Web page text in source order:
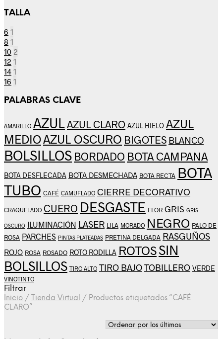
TALLA
6 1
8 1
10 2
12 1
14 1
16 1
PALABRAS CLAVE
AMARILLO AZULAZUL CLARO AZUL HIELO AZUL
MEDIOAZUL OSCURO BIGOTES BLANCO
BOLSILLOS BORDADO BOTA CAMPANA
BOTA DESFLECADA BOTA DESMECHADA BOTA RECTA BOTA
TUBO CAFÉ CAMUFLADO CIERRE DECORATIVO
CRAQUELADO CUERO DESGASTE FLOR GRIS GRIS
OSCURO ILUMINACIÓN LASER LILA MORADO NEGRO PALO DE
ROSA PARCHES PINTAS PLATEADAS PRETINA DELGADA RASGUÑOS
ROJO ROSA ROSADO ROTO RODILLA ROTOSSIN
BOLSILLOS TIRO ALTO TIRO BAJOTOBILLERO VERDE
VINOTINTO
Filtrar
Inicio / Tienda Virtual / Productos etiquetados “CAFÉ
CLARO”